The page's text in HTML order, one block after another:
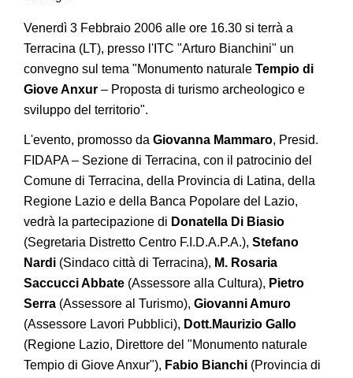
Venerdì 3 Febbraio 2006 alle ore 16.30 si terrà a
Terracina (LT), presso l'ITC "Arturo Bianchini" un
convegno sul tema "Monumento naturale Tempio di
Giove Anxur – Proposta di turismo archeologico e
sviluppo del territorio".
L'evento, promosso da Giovanna Mammaro, Presid.
FIDAPA – Sezione di Terracina, con il patrocinio del
Comune di Terracina, della Provincia di Latina, della
Regione Lazio e della Banca Popolare del Lazio,
vedrà la partecipazione di Donatella Di Biasio
(Segretaria Distretto Centro F.I.D.A.P.A.), Stefano
Nardi (Sindaco città di Terracina), M. Rosaria
Saccucci Abbate (Assessore alla Cultura), Pietro
Serra (Assessore al Turismo), Giovanni Amuro
(Assessore Lavori Pubblici), Dott.Maurizio Gallo
(Regione Lazio, Direttore del "Monumento naturale
Tempio di Giove Anxur"), Fabio Bianchi (Provincia di